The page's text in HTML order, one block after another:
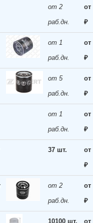
от 2
раб.дн.
от
₽
от 1
раб.дн.
от
₽
от 5
раб.дн.
от
₽
от 1
раб.дн.
от
₽
37 шт.
от
₽
от 2
раб.дн.
от
₽
10100 шт.
от